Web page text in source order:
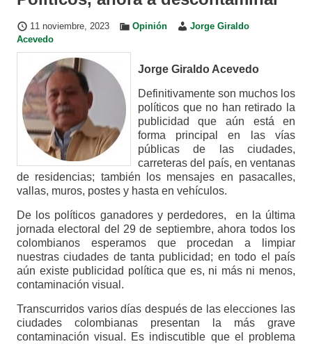
11 noviembre, 2023 Opinión
Jorge Giraldo
Acevedo
Jorge Giraldo Acevedo
Definitivamente son muchos los
políticos que no han retirado la
publicidad que aún está en
forma principal en las vías
públicas de las ciudades,
carreteras del país, en ventanas
de residencias; también los mensajes en pasacalles,
vallas, muros, postes y hasta en vehículos.
De los políticos ganadores y perdedores, en la última
jornada electoral del 29 de septiembre, ahora todos los
colombianos esperamos que procedan a limpiar
nuestras ciudades de tanta publicidad; en todo el país
aún existe publicidad política que es, ni más ni menos,
contaminación visual.
Transcurridos varios días después de las elecciones las
ciudades colombianas presentan la más grave
contaminación visual. Es indiscutible que el problema